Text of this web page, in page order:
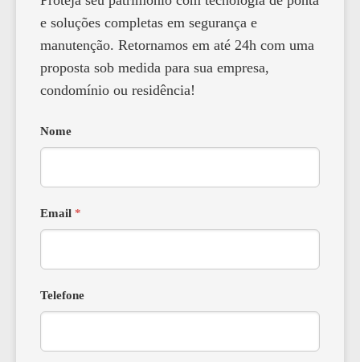
e soluções completas em segurança e
manutenção. Retornamos em até 24h com uma
proposta sob medida para sua empresa,
condomínio ou residência!
Nome
Email *
Telefone